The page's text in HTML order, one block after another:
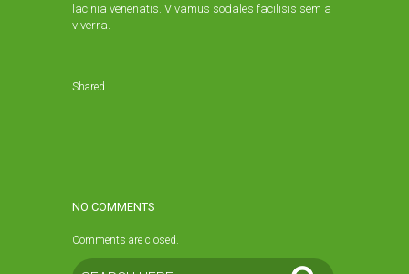
lacinia venenatis. Vivamus sodales facilisis sem a
viverra.
Shared
NO COMMENTS
Comments are closed.